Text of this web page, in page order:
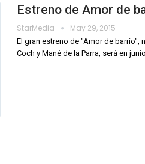
Estreno de Amor de
StarMedia May 29, 2015
El gran estreno de "Amor de barrio",
Coch y Mané de la Parra, será en